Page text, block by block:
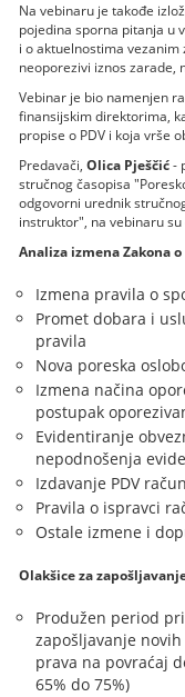
Na vebinaru je takođe
pojedina sporna pitanja u
i o aktuelnostima vezanim
neoporezivi iznos zarade,
Vebinar je bio namenjen
finansijskim direktorima,
propise o PDV i koja vrše
Predavači,Olica Pješčić-
stručnog časopisa
odgovorni urednik
instruktor", na vebinaru
Analiza izmena Zakona o
Izmena pravila o
Promet dobara i
pravila
Nova poreska
Izmena načina
postupak
Evidentiranje
nepodnošenja
Izdavanje PDV
Pravila o ispravci
Ostale izmene i
Olakšice za
Produžen period
zapošljavanje
prava na povraćaj
65% do 75%)